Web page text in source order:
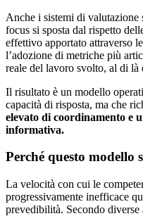
Anche i sistemi di valutazione
focus si sposta dal rispetto
effettivo apportato attraverso
l’adozione di metriche più
reale del lavoro svolto, al di là
Il risultato è un modello
capacità di risposta, ma che
elevato di coordinamento e
informativa.
Perché questo modello
La velocità con cui le
progressivamente inefficace
prevedibilità. Secondo